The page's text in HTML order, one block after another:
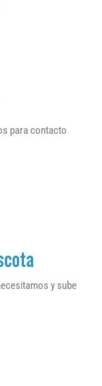
para contacto
y sube